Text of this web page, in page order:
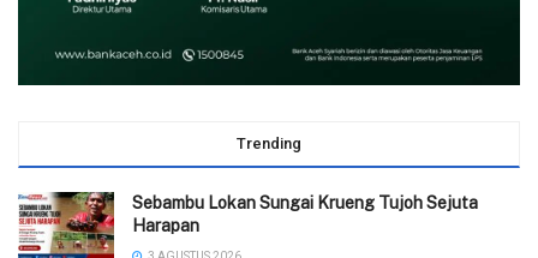
Trending
Sebambu Lokan Sungai Krueng Tujoh Sejuta
Harapan